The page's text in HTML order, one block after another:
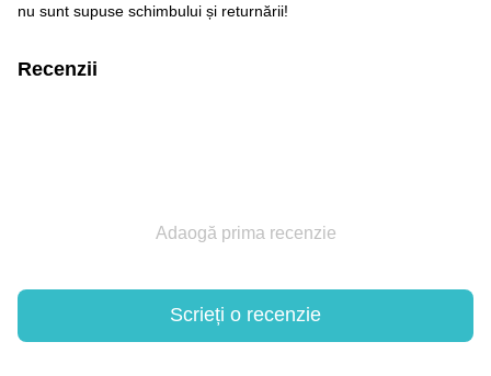
nu sunt supuse schimbului și returnării!
Recenzii
Adaogă prima recenzie
Scrieți o recenzie